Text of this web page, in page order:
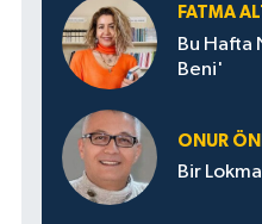
FATMA
Bu Hafta
Beni'
ONUR
Bir